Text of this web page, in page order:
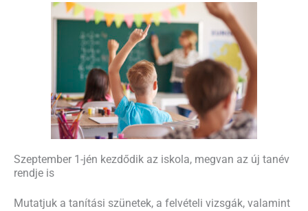
Szeptember 1-jén kezdődik az iskola, megvan az új tanév
rendje is
Mutatjuk a tanítási szünetek, a felvételi vizsgák, valamint